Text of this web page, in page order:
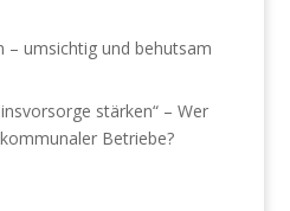
– umsichtig und behutsam
stärken“ – Wer
Betriebe?